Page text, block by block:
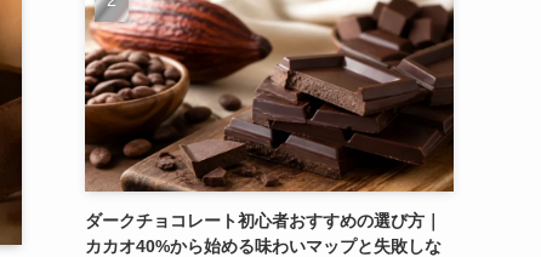
ダークチョコレート初心者おすすめの選び方｜
カカオ40%から始める味わいマップと失敗しな